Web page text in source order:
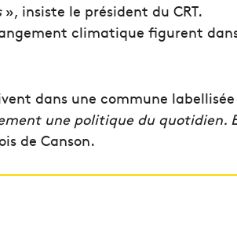
», insiste le président du CRT.
climatique figurent
dans une commune
une politique du quotidien.
de Canson.